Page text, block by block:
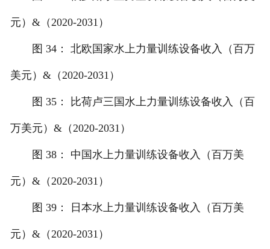
元）&（2020-2031）
图 34： 北欧国家水上力量训练设备收入（百万
美元）&（2020-2031）
图 35： 比荷卢三国水上力量训练设备收入（百
万美元）&（2020-2031）
图 38： 中国水上力量训练设备收入（百万美
元）&（2020-2031）
图 39： 日本水上力量训练设备收入（百万美
元）&（2020-2031）